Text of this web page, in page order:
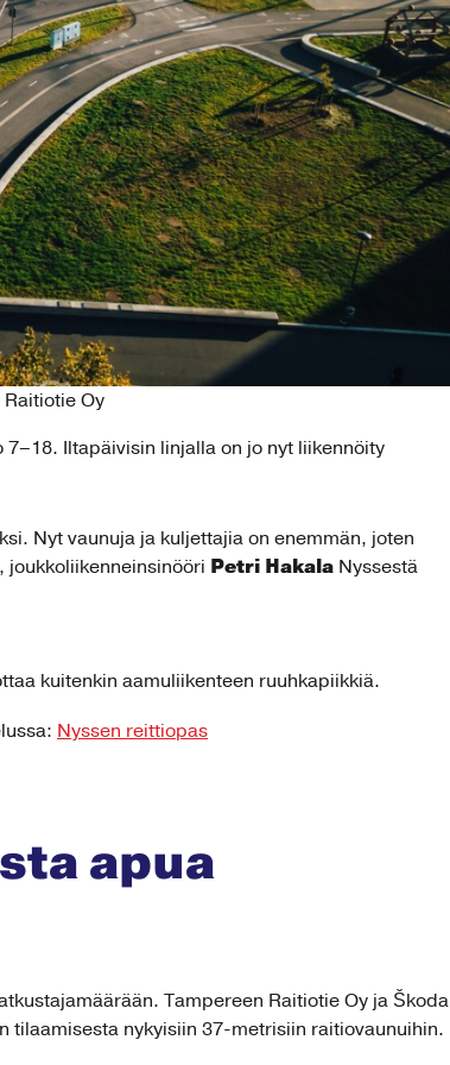
Oy
Iltapäivisin linjalla on jo nyt liikennöity
Nyt vaunuja ja kuljettajia on enemmän, joten
joukkoliikenneinsinööri Petri Hakala Nyssestä
kuitenkin aamuliikenteen ruuhkapiikkiä.
Nyssen reittiopas
apua
Tampereen Raitiotie Oy ja Škoda
tilaamisesta nykyisiin 37-metrisiin raitiovaunuihin.